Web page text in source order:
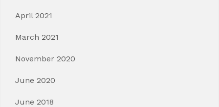
April 2021
March 2021
November 2020
June 2020
June 2018